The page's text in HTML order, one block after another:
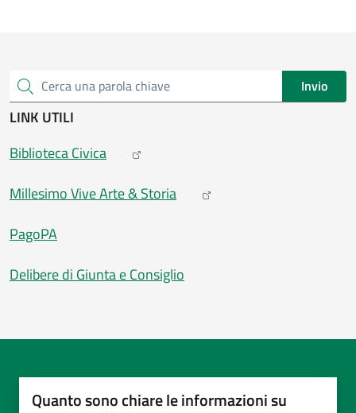
Cerca una parola chiave Invio
LINK UTILI
Biblioteca Civica
Millesimo Vive Arte & Storia
PagoPA
Delibere di Giunta e Consiglio
Quanto sono chiare le informazioni su